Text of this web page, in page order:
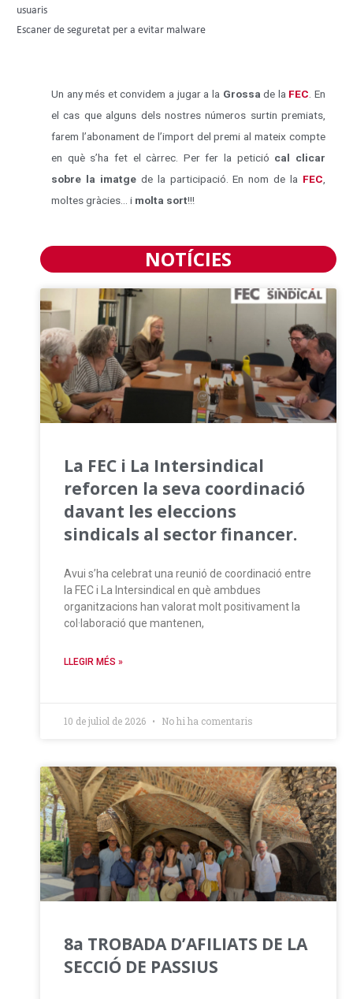
usuaris
Escaner de seguretat per a evitar malware
Un any més et convidem a jugar a la Grossa de la FEC . En
el cas que alguns dels nostres números surtin premiats,
farem l’abonament de l’import del premi al mateix compte
en què s’ha fet el càrrec. Per fer la petició cal clicar
sobre la imatgede la participació. En nom de la FEC
moltes gràcies… i molta sort!!!
NOTÍCIES
La FEC i La Intersindical
reforcen la seva coordinació
davant les eleccions
sindicals al sector financer.
Avui s’ha celebrat una reunió de coordinació entre
la FEC i La Intersindical en què ambdues
organitzacions han valorat molt positivament la
col·laboració que mantenen,
LLEGIR MÉS »
10 de juliol de 2026 No hi ha comentaris
8a TROBADA D’AFILIATS DE LA
SECCIÓ DE PASSIUS